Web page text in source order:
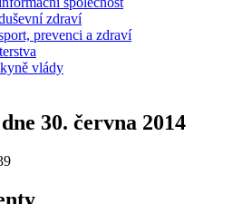
zdraví
prevenci a zdraví
vlády
30. června 2014